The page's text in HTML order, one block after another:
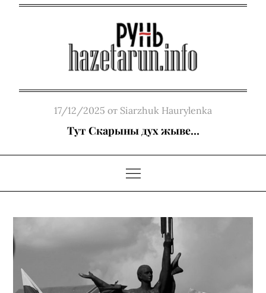
Posted
17/12/2025 от Siarzhuk Haurylenka
Тут Скарыны дух жыве…